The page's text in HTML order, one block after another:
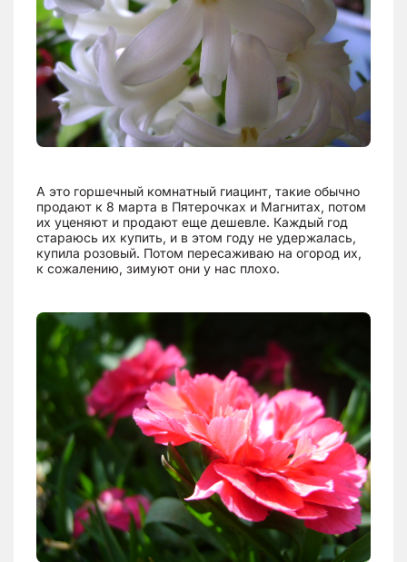
А это горшечный комнатный гиацинт, такие обычно
продают к 8 марта в Пятерочках и Магнитах, потом
их уценяют и продают еще дешевле. Каждый год
стараюсь их купить, и в этом году не удержалась,
купила розовый. Потом пересаживаю на огород их,
к сожалению, зимуют они у нас плохо.